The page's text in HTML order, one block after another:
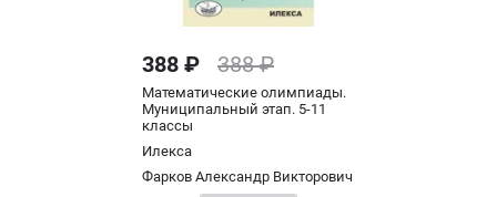
388 ₽ 388 ₽
Математические олимпиады.
Муниципальный этап. 5-11
классы
Илекса
Фарков Александр Викторович